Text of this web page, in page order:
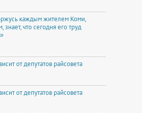
каждым жителем Коми,
что сегодня его труд
от депутатов райсовета
от депутатов райсовета